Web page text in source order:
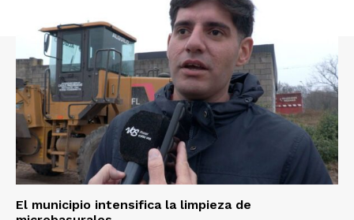
El municipio intensifica la limpieza de